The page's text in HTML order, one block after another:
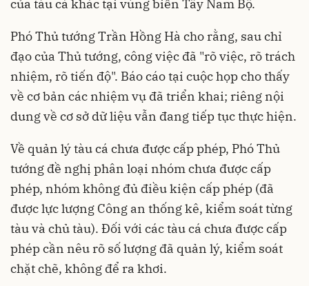
của tàu cá khác tại vùng biển Tây Nam Bộ.
Phó Thủ tướng Trần Hồng Hà cho rằng, sau chỉ
đạo của Thủ tướng, công việc đã "rõ việc, rõ trách
nhiệm, rõ tiến độ". Báo cáo tại cuộc họp cho thấy
về cơ bản các nhiệm vụ đã triển khai; riêng nội
dung về cơ sở dữ liệu vẫn đang tiếp tục thực hiện.
Về quản lý tàu cá chưa được cấp phép, Phó Thủ
tướng đề nghị phân loại nhóm chưa được cấp
phép, nhóm không đủ điều kiện cấp phép (đã
được lực lượng Công an thống kê, kiểm soát từng
tàu và chủ tàu). Đối với các tàu cá chưa được cấp
phép cần nêu rõ số lượng đã quản lý, kiểm soát
chặt chẽ, không để ra khơi.